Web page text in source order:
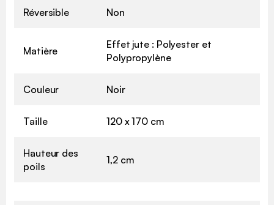
Réversible Non
Matière
Effet jute : Polyester et
Polypropylène
Couleur Noir
Taille 120 x 170 cm
Hauteur des
poils
1,2 cm